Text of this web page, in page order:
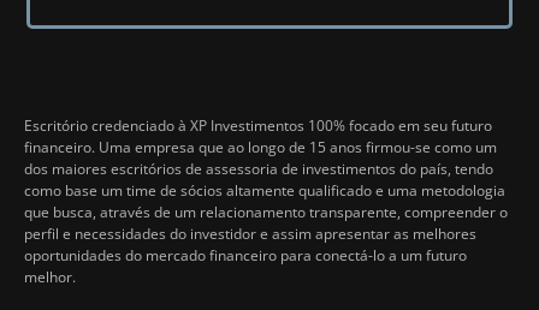
Escritório credenciado à XP Investimentos 100% focado em seu futuro
financeiro. Uma empresa que ao longo de 15 anos firmou-se como um
dos maiores escritórios de assessoria de investimentos do país, tendo
como base um time de sócios altamente qualificado e uma metodologia
que busca, através de um relacionamento transparente, compreender o
perfil e necessidades do investidor e assim apresentar as melhores
oportunidades do mercado financeiro para conectá-lo a um futuro
melhor.